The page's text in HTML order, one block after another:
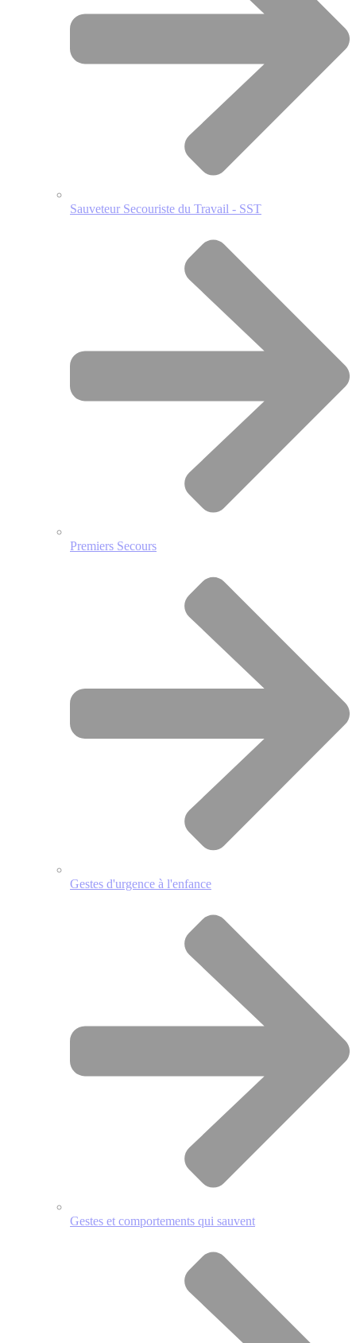
Sauveteur Secouriste du Travail - SST
Premiers Secours
Gestes d'urgence à l'enfance
Gestes et comportements qui sauvent